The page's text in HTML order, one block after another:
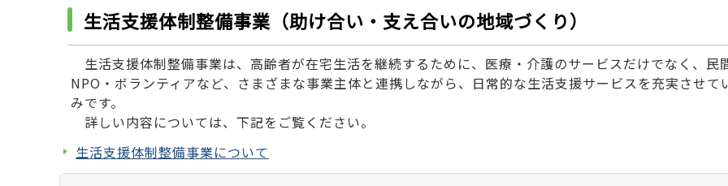
生活支援体制整備事業（助け合い・支え合いの地域づくり）
生活支援体制整備事業は、高齢者が在宅生活を継続するために、医療・介護のサービスだけでなく、民
NPO・ボランティアなど、さまざまな事業主体と連携しながら、日常的な生活支援サービスを充実させて
みです。
詳しい内容については、下記をご覧ください。
生活支援体制整備事業について